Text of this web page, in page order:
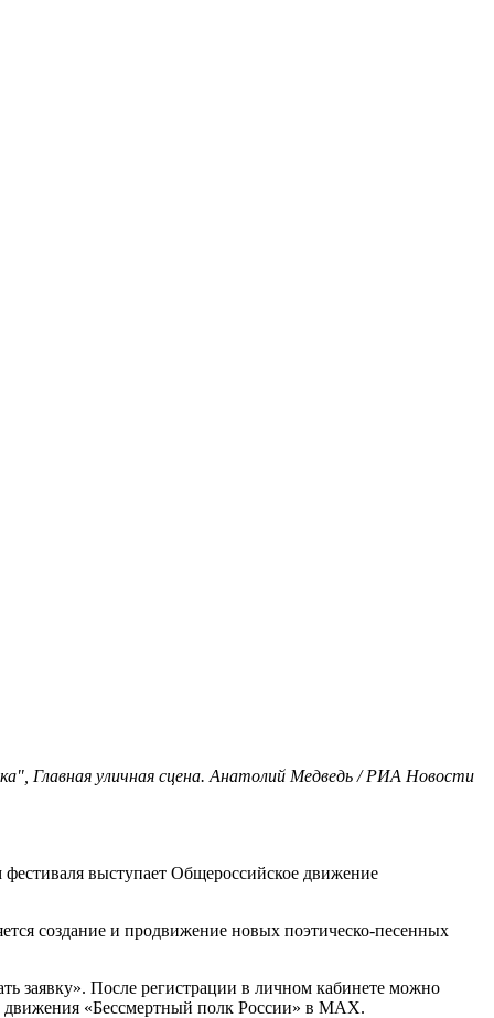
Главная уличная сцена. Анатолий Медведь / РИА Новости
выступает Общероссийское движение
создание и продвижение новых поэтическо-песенных
заявку». После регистрации в личном кабинете можно
движения «Бессмертный полк России» в МАХ.